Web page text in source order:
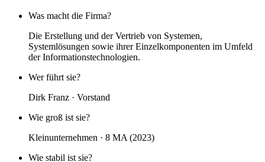
Was macht die Firma?
Die Erstellung und der Vertrieb von Systemen,
Systemlösungen sowie ihrer Einzelkomponenten im Umfeld
der Informationstechnologien.
Wer führt sie?
Dirk Franz · Vorstand
Wie groß ist sie?
Kleinunternehmen · 8 MA (2023)
Wie stabil ist sie?